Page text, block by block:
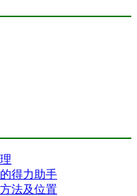
得力助手
法及位置